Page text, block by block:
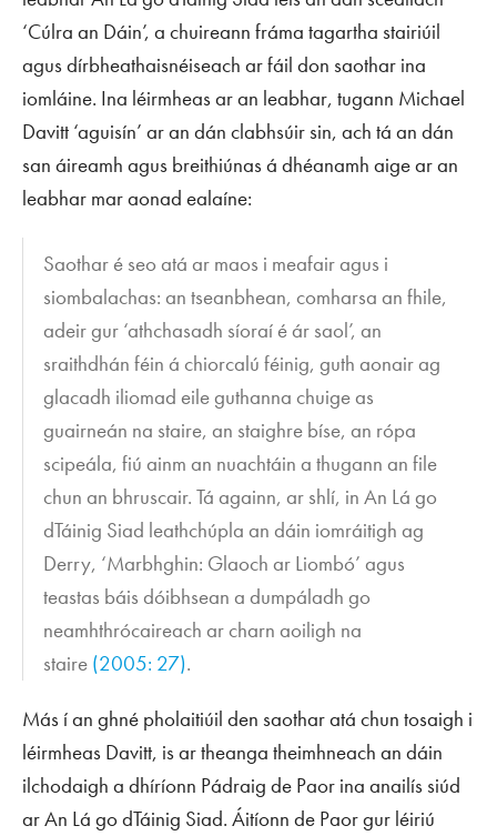
‘Cúlra an Dáin’, a chuireann fráma tagartha stairiúil
agus dírbheathaisnéiseach ar fáil don saothar ina
iomláine. Ina léirmheas ar an leabhar, tugann Michael
Davitt ‘aguisín’ ar an dán clabhsúir sin, ach tá an dán
san áireamh agus breithiúnas á dhéanamh aige ar an
leabhar mar aonad ealaíne:
Saothar é seo atá ar maos i meafair agus i
siombalachas: an tseanbhean, comharsa an fhile,
adeir gur ‘athchasadh síoraí é ár saol’, an
sraithdhán féin á chiorcalú féinig, guth aonair ag
glacadh iliomad eile guthanna chuige as
guairneán na staire, an staighre bíse, an rópa
scipeála, fiú ainm an nuachtáin a thugann an file
chun an bhruscair. Tá againn, ar shlí, inAn Lá go
dTáinig Siad leathchúpla an dáin iomráitigh ag
Derry, ‘Marbhghin: Glaoch ar Liombó’ agus
teastas báis dóibhsean a dumpáladh go
neamhthrócaireach ar charn aoiligh na
staire (2005: 27).
Más í an ghné pholaitiúil den saothar atá chun tosaigh i
léirmheas Davitt, is ar theanga theimhneach an dáin
ilchodaigh a dhíríonn Pádraig de Paor ina anailís siúd
arAn Lá go dTáinig Siad. Áitíonn de Paor gur léiriú